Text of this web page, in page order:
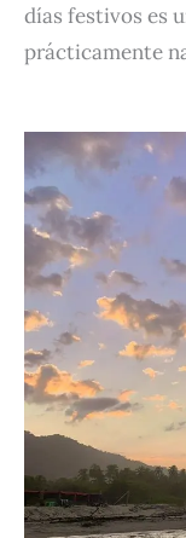
días festivos es
prácticamente